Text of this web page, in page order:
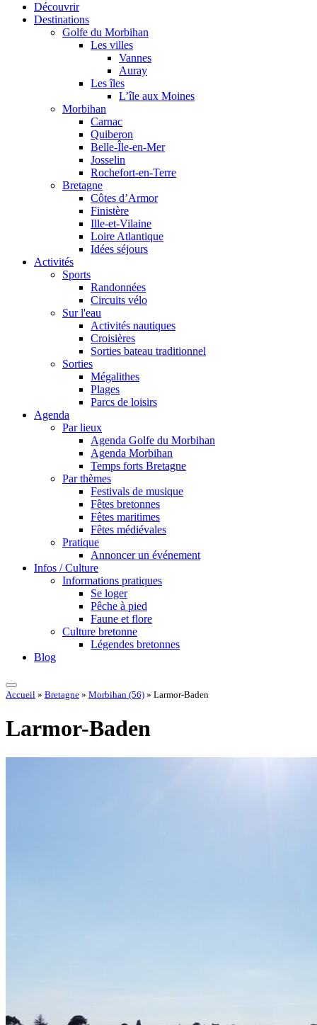
Découvrir
Destinations
Golfe du Morbihan
Les villes
Vannes
Auray
Les îles
L’île aux Moines
Morbihan
Carnac
Quiberon
Belle-Île-en-Mer
Josselin
Rochefort-en-Terre
Bretagne
Côtes d’Armor
Finistère
Ille-et-Vilaine
Loire Atlantique
Idées séjours
Activités
Sports
Randonnées
Circuits vélo
Sur l'eau
Activités nautiques
Croisières
Sorties bateau traditionnel
Sorties
Mégalithes
Plages
Parcs de loisirs
Agenda
Par lieux
Agenda Golfe du Morbihan
Agenda Morbihan
Temps forts Bretagne
Par thèmes
Festivals de musique
Fêtes bretonnes
Fêtes maritimes
Fêtes médiévales
Pratique
Annoncer un événement
Infos / Culture
Informations pratiques
Se loger
Pêche à pied
Faune et flore
Culture bretonne
Légendes bretonnes
Blog
Accueil » Bretagne » Morbihan (56) » Larmor-Baden
Larmor-Baden